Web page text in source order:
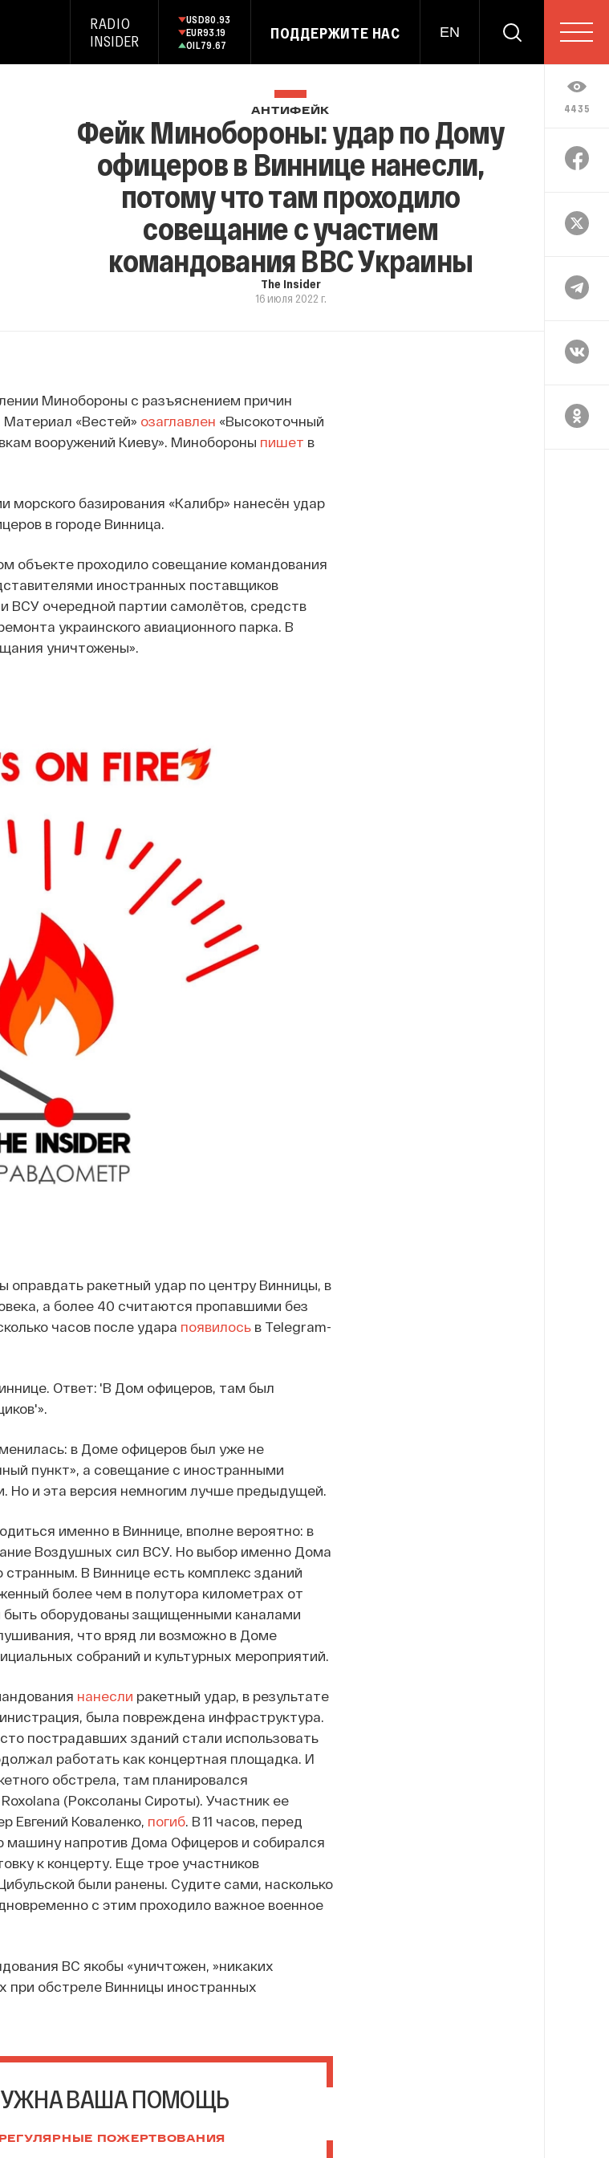
RADIO
INSIDER
USD80.93
EUR93.19
OIL79.67
ПОДДЕРЖИТЕ НАС EN
4435
АНТИФЕЙК
Фейк Минобороны: удар по Дому
офицеров в Виннице нанесли,
потому что там проходило
совещание с участием
командования ВВС Украины
The Insider
16 июля 2022 г.
Минобороны с разъяснением причин
Материал «Вестей» озаглавлен «Высокоточный
вооружений Киеву». Минобороны пишет в
морского базирования «Калибр» нанесён удар
в городе Винница.
объекте проходило совещание командования
иностранных поставщиков
ВСУ очередной партии самолётов, средств
украинского авиационного парка. В
уничтожены».
ракетный удар по центру Винницы, в
а более 40 считаются пропавшими без
часов после удара появилосьв Telegram-
Ответ: 'В Дом офицеров, там был
в Доме офицеров был уже не
пункт», а совещание с иностранными
Но и эта версия немногим лучше предыдущей.
именно в Виннице, вполне вероятно: в
Воздушных сил ВСУ. Но выбор именно Дома
В Виннице есть комплекс зданий
более чем в полутора километрах от
оборудованы защищенными каналами
что вряд ли возможно в Доме
собраний и культурных мероприятий.
нанесли ракетный удар, в результате
была повреждена инфраструктура.
пострадавших зданий стали использовать
работать как концертная площадка. И
обстрела, там планировался
(Роксоланы Сироты). Участник ее
Евгений Коваленко, погиб. В 11 часов, перед
машину напротив Дома Офицеров и собирался
к концерту. Еще трое участников
были ранены. Судите сами, насколько
с этим проходило важное военное
ВС якобы «уничтожен, »никаких
обстреле Винницы иностранных
ВАША ПОМОЩЬ
ПОЖЕРТВОВАНИЯ